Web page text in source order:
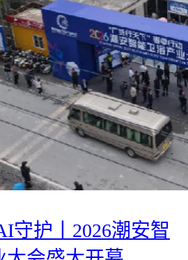
守护丨2026潮安智